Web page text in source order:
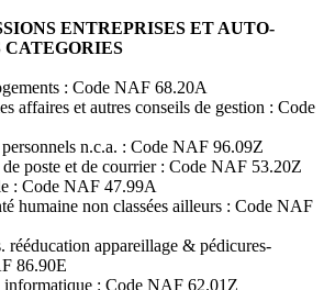
ENTREPRISES ET AUTO-
CATEGORIES
: Code NAF 68.20A
affaires et autres conseils de gestion : Code
n.c.a. : Code NAF 96.09Z
poste et de courrier : Code NAF 53.20Z
: Code NAF 47.99A
humaine non classées ailleurs : Code NAF
rééducation appareillage & pédicures-
86.90E
informatique : Code NAF 62.01Z